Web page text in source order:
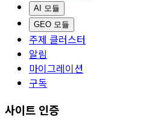
AI 모듈
GEO 모듈
주제 클러스터
알림
마이그레이션
구독
사이트 인증